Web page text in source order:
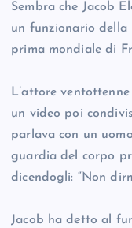
Sembra che Jacob
un funzionario della
prima mondiale di
L’attore
un video poi
parlava con un
guardia del corpo
dicendogli: “Non
Jacob ha detto al